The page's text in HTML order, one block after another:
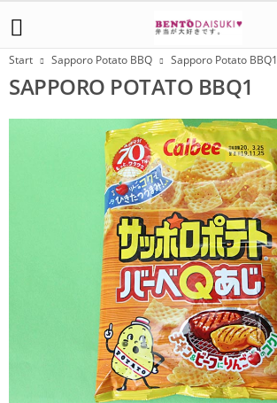
Start Sapporo Potato BBQ Sapporo Potato BBQ1
SAPPORO POTATO BBQ1